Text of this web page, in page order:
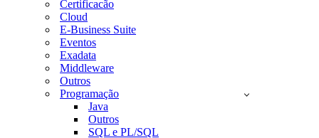
Certificacão
Cloud
E-Business Suite
Eventos
Exadata
Middleware
Outros
Programação
Java
Outros
SQL e PL/SQL